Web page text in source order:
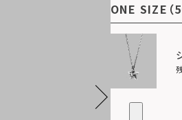
ONE SIZE（